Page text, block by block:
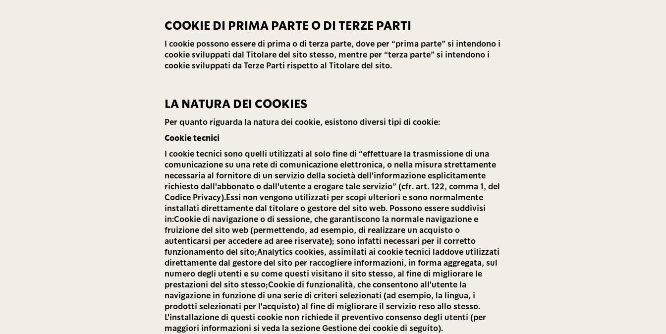
COOKIE DI PRIMA PARTE O DI TERZE PARTI
I cookie possono essere di prima o di terza parte, dove per “prima parte” si intendono i
cookie sviluppati dal Titolare del sito stesso, mentre per “terza parte” si intendono i
cookie sviluppati da Terze Parti rispetto al Titolare del sito.
LA NATURA DEI COOKIES
Per quanto riguarda la natura dei cookie, esistono diversi tipi di cookie:
Cookie tecnici
I cookie tecnici sono quelli utilizzati al solo fine di “effettuare la trasmissione di una
comunicazione su una rete di comunicazione elettronica, o nella misura strettamente
necessaria al fornitore di un servizio della società dell'informazione esplicitamente
richiesto dall'abbonato o dall'utente a erogare tale servizio” (cfr. art. 122, comma 1, del
Codice Privacy).Essi non vengono utilizzati per scopi ulteriori e sono normalmente
installati direttamente dal titolare o gestore del sito web. Possono essere suddivisi
in:Cookie di navigazione o di sessione, che garantiscono la normale navigazione e
fruizione del sito web (permettendo, ad esempio, di realizzare un acquisto o
autenticarsi per accedere ad aree riservate); sono infatti necessari per il corretto
funzionamento del sito;Analytics cookies, assimilati ai cookie tecnici laddove utilizzati
direttamente dal gestore del sito per raccogliere informazioni, in forma aggregata, sul
numero degli utenti e su come questi visitano il sito stesso, al fine di migliorare le
prestazioni del sito stesso;Cookie di funzionalità, che consentono all'utente la
navigazione in funzione di una serie di criteri selezionati (ad esempio, la lingua, i
prodotti selezionati per l'acquisto) al fine di migliorare il servizio reso allo stesso.
L'installazione di questi cookie non richiede il preventivo consenso degli utenti (per
maggiori informazioni si veda la sezione Gestione dei cookie di seguito).